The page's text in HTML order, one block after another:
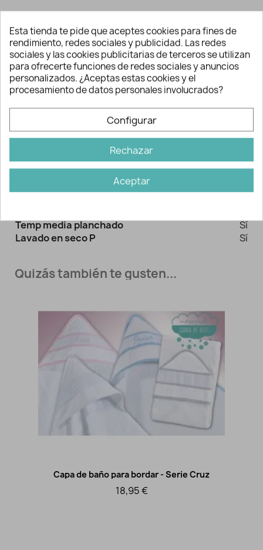
Descripción y detalles
Ideal para bordar a punto de cruz el
Información adicional
Temp media planchado
Sí
Lavado en seco P
Sí
Quizás también te gusten...
Vista rápida
Capa de baño para bordar - Serie Cruz
18,95 €
Esta tienda te pide que aceptes cookies para fines de
rendimiento, redes sociales y publicidad. Las redes
sociales y las cookies publicitarias de terceros se utilizan
para ofrecerte funciones de redes sociales y anuncios
personalizados. ¿Aceptas estas cookies y el
procesamiento de datos personales involucrados?
Configurar
Rechazar
Aceptar